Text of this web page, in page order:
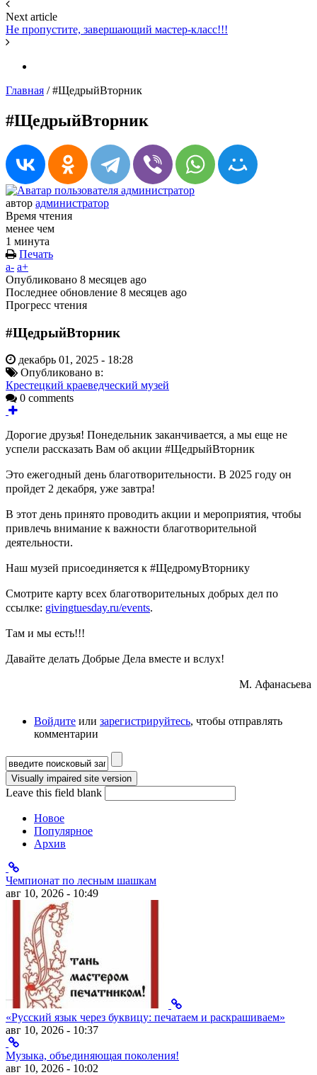
Next article
Не пропустите, завершающий мастер-класс!!!
Главная /#ЩедрыйВторник
#ЩедрыйВторник
автор администратор
Время чтения
менее чем
1 минута
Печать
a- a+
Опубликовано 8 месяцев ago
Последнее обновление 8 месяцев ago
Прогресс чтения
#ЩедрыйВторник
декабрь 01, 2025 - 18:28
Опубликовано в:
Крестецкий краеведческий музей
0 comments
Дорогие друзья! Понедельник заканчивается, а мы еще не
успели рассказать Вам об акции #ЩедрыйВторник
Это ежегодный день благотворительности. В 2025 году он
пройдет 2 декабря, уже завтра!
В этот день принято проводить акции и мероприятия, чтобы
привлечь внимание к важности благотворительной
деятельности.
Наш музей присоединяется к #ЩедромуВторнику
Смотрите карту всех благотворительных добрых дел по
ссылке: givingtuesday.ru/events.
Там и мы есть!!!
Давайте делать Добрые Дела вместе и вслух!
М. Афанасьева
Войдите или зарегистрируйтесь, чтобы отправлять
комментарии
Форма поиска
Leave this field blank
Новое
Популярное
Архив
Чемпионат по лесным шашкам
авг 10, 2026 - 10:49
«Русский язык через буквицу: печатаем и раскрашиваем»
авг 10, 2026 - 10:37
Музыка, объединяющая поколения!
авг 10, 2026 - 10:02